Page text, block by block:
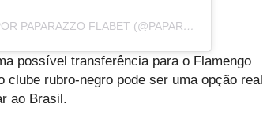
UMA PUBLICAÇÃO COMPARTILHADA POR PAPARAZZO FLABET (@PAPARAZZORUBRONEGRO)
possível transferência para o Flamengo
clube rubro-negro pode ser uma opção real
ao Brasil.